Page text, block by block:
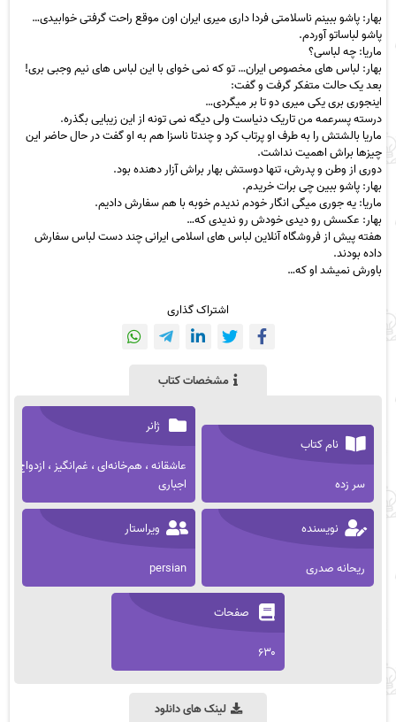
بهار: پاشو ببینم ناسلامتی فردا داری میری ایران اون موقع راحت گرفتی خوابیدی…
پاشو لباساتو آوردم.
ماریا: چه لباسی؟
بهار: لباس های مخصوص ایران… تو که نمی خوای با این لباس های نیم وجبی بری!
بعد یک حالت متفکر گرفت و گفت:
اینجوری بری یکی میری دو تا بر میگردی…
درسته پسرعمه من تاریک دنیاست ولی دیگه نمی تونه از این زیبایی بگذره.
ماریا بالشتش را به طرف او پرتاب کرد و چندتا ناسزا هم به او گفت در حال حاضر این
چیزها براش اهمیت نداشت.
دوری از وطن و پدرش، تنها دوستش بهار براش آزار دهنده بود.
بهار: پاشو ببین چی برات خریدم.
ماریا: یه جوری میگی انگار خودم ندیدم خوبه با هم سفارش دادیم.
بهار: عکسش رو دیدی خودش رو ندیدی که…
هفته پیش از فروشگاه آنلاین لباس های اسلامی ایرانی چند دست لباس سفارش
داده بودند.
باورش نمیشد او که…
اشتراک گذاری
مشخصات کتاب
نام کتاب
سر زده
ژانر
عاشقانه ، هم‌خانه‌ای ، غم‌انگیز ، ازدواج
اجباری
نویسنده
ریحانه صدری
ویراستار
persian
صفحات
۶۳۰
لینک های دانلود